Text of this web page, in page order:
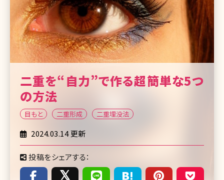
二重を“自力”で作る超簡単な5つ
の方法
目もと 二重形成 二重埋没法
2024.03.14 更新
投稿をシェアする：